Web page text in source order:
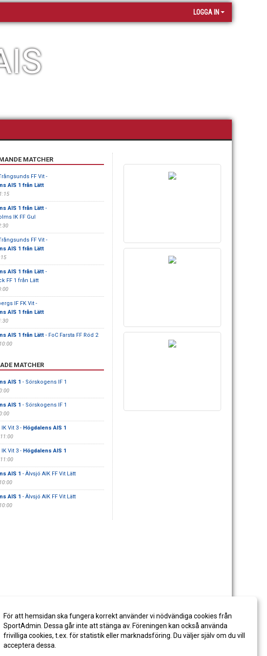
LOGGA IN
MATCHER
FF Vit -
AIS 1 från Lätt
AIS 1 från Lätt-
IK FF Gul
FF Vit -
AIS 1 från Lätt
AIS 1 från Lätt-
FF 1 från Lätt
IF FK Vit -
AIS 1 från Lätt
AIS 1 från Lätt- FoC Farsta FF Röd 2
MATCHER
AIS 1 - Sörskogens IF 1
AIS 1 - Sörskogens IF 1
Vit 3 - Högdalens AIS 1
Vit 3 - Högdalens AIS 1
AIS 1 - Älvsjö AIK FF Vit Lätt
AIS 1 - Älvsjö AIK FF Vit Lätt
För att hemsidan ska fungera korrekt använder vi nödvändiga cookies från
SportAdmin. Dessa går inte att stänga av. Föreningen kan också använda
frivilliga cookies, t.ex. för statistik eller marknadsföring. Du väljer själv om du vill
acceptera dessa.